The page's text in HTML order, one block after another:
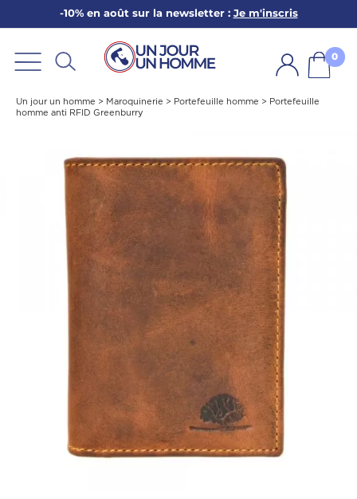
-10% en août sur la newsletter : Je m'inscris
0
LA BARBE
Un jour un homme > Maroquinerie > Portefeuille homme > Portefeuille
homme anti RFID Greenburry